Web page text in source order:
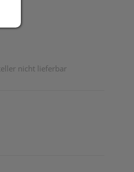
nicht lieferbar